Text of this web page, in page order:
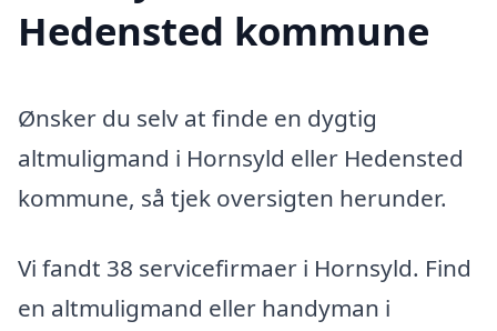
Hedensted kommune
Ønsker du selv at finde en dygtig
altmuligmand i Hornsyld eller Hedensted
kommune, så tjek oversigten herunder.
Vi fandt 38 servicefirmaer i Hornsyld. Find
en altmuligmand eller handyman i